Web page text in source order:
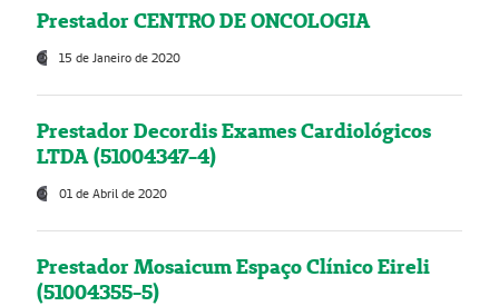
Prestador CENTRO DE ONCOLOGIA
15 de Janeiro de 2020
Prestador Decordis Exames Cardiológicos
LTDA (51004347-4)
01 de Abril de 2020
Prestador Mosaicum Espaço Clínico Eireli
(51004355-5)